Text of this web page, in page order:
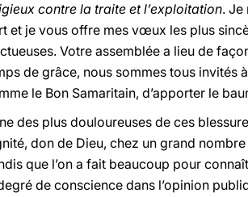
contre la traite et l’exploitation. Je
et je vous offre mes vœux les plus
Votre assemblée a lieu de
de grâce, nous sommes tous invités
le Bon Samaritain, d’apporter le
des plus douloureuses de ces
don de Dieu, chez un grand
que l’on a fait beaucoup pour
de conscience dans l’opinion